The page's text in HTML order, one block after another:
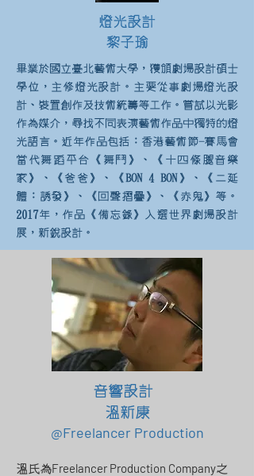
燈光設計
黎子瑜
畢業於國立臺北藝術大學，獲頒劇場設計碩士
學位，主修燈光設計。主要從事劇場燈光設
計、裝置創作及技術統籌等工作。嘗試以光影
作為媒介，尋找不同表演藝術作品中獨特的燈
光語言。近年作品包括：香港藝術節-賽馬會
當代舞蹈平台《舞鬥》、《十四條腿音樂
家》、《爸爸》、《BON 4 BON》、《二延
體：誘發》、《回聲摺疊》、《赤鬼》等。
2017年，作品《備忘錄》入選世界劇場設計
展，新銳設計。
音響設計
溫新康
@Freelancer Production
溫氏為Freelancer Production Company之